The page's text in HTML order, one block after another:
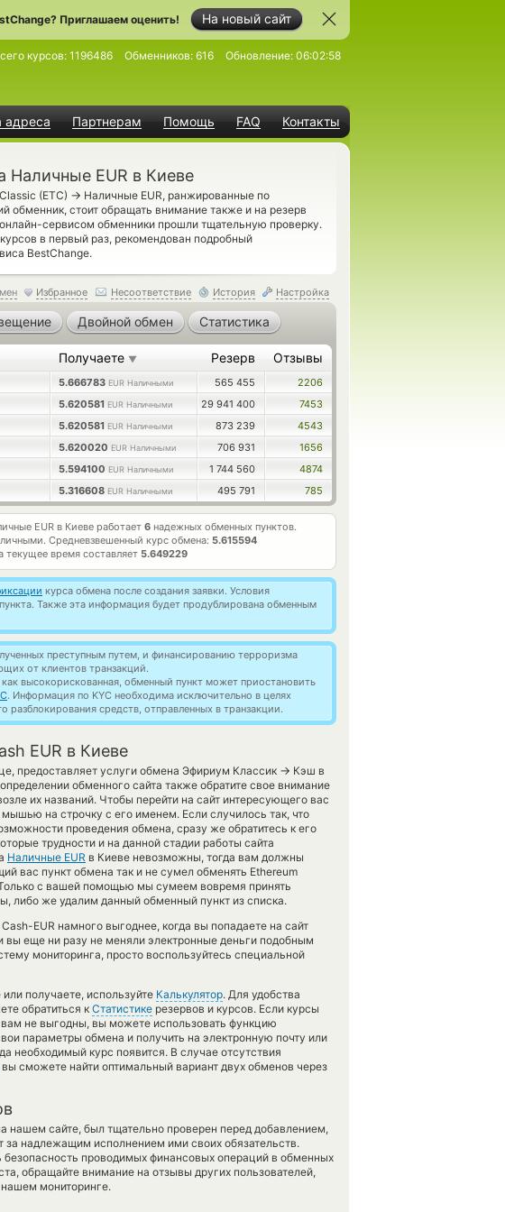
На новый сайт
Приглашаем оценить!
адреса Партнерам Помощь FAQ Контакты
курсов: 1196486 Обменников: 616 Обновление: 06:02:58
Наличные EUR в Киеве
(ETC) → Наличные EUR, ранжированные по
обменник, стоит обращать внимание также и на резерв
сервисом обменники прошли тщательную проверку.
в первый раз, рекомендован подробный
BestChange.
Избранное Несоответствие История Настройка
Двойной обмен Статистика
Получаете ▼ Резерв Отзывы
5.666783 EUR Наличными 565 455
2206
5.620581 EUR Наличными 29 941 400
7453
5.620581 EUR Наличными 873 239
4543
5.620020 EUR Наличными 706 931
1656
5.594100 EUR Наличными 1 744 560
4874
5.316608 EUR Наличными 495 791 785
EUR в Киеве работает 6 надежных обменных пунктов.
Средневзвешенный курс обмена: 5.615594
текущее время составляет 5.649229
курса обмена после создания заявки. Условия
Также эта информация будет продублирована обменным
преступным путем, и финансированию терроризма
от клиентов транзакций.
высокорискованная, обменный пункт может приостановить
. Информация по KYC необходима исключительно в целях
средств, отправленных в транзакции.
EUR в Киеве
предоставляет услуги обмена Эфириум Классик → Кэш в
обменного сайта также обратите свое внимание
их названий. Чтобы перейти на сайт интересующего вас
на строчку с его именем. Если случилось так, что
проведения обмена, сразу же обратитесь к его
трудности и на данной стадии работы сайта
Наличные EUR в Киеве невозможны, тогда вам должны
вас пункт обмена так и не сумел обменять Ethereum
с вашей помощью мы сумеем вовремя принять
либо же удалим данный обменный пункт из списка.
Cash-EUR намного выгоднее, когда вы попадаете на сайт
вы еще ни разу не меняли электронные деньги подобным
мониторинга, просто воспользуйтесь специальной
получаете, используйте Калькулятор. Для удобства
обратиться к Статистике резервов и курсов. Если курсы
не выгодны, вы можете использовать функцию
параметры обмена и получить на электронную почту или
необходимый курс появится. В случае отсутствия
вы сможете найти оптимальный вариант двух обменов через
нашем сайте, был тщательно проверен перед добавлением,
за надлежащим исполнением ими своих обязательств.
безопасность проводимых финансовых операций в обменных
обращайте внимание на отзывы других пользователей,
мониторинге.